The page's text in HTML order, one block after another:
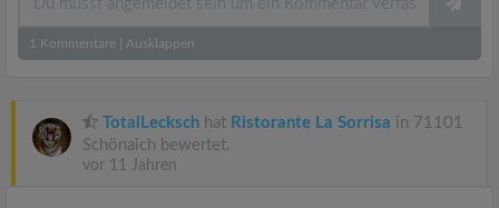
1 Kommentare Ausklappen
TotalLecksch hat Ristorante La Sorrisa in 71101
Schönaich bewertet.
vor 11 Jahren